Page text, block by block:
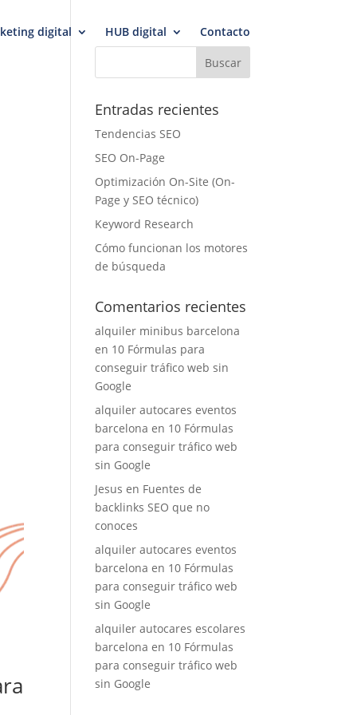
digital HUB digital Contacto
Entradas recientes
Tendencias SEO
SEO On-Page
Optimización On-Site (On-
Page y SEO técnico)
Keyword Research
Cómo funcionan los motores
de búsqueda
Comentarios recientes
alquiler minibus barcelona
en 10 Fórmulas para
conseguir tráfico web sin
Google
alquiler autocares eventos
barcelona en 10 Fórmulas
para conseguir tráfico web
sin Google
Jesus en Fuentes de
backlinks SEO que no
conoces
alquiler autocares eventos
barcelona en 10 Fórmulas
para conseguir tráfico web
sin Google
alquiler autocares escolares
barcelona en 10 Fórmulas
para conseguir tráfico web
sin Google